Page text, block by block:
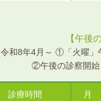
【午後
令和8年4月～ ①「火曜
②午後の診察開始
診療時間 月